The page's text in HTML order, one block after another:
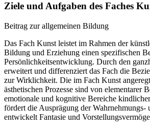
Ziele und Aufgaben des Faches
Beitrag zur allgemeinen Bildung
Das Fach Kunst leistet im Rahmen der
Bildung und Erziehung einen spezifischen
Persönlichkeitsentwicklung. Durch den
erweitert und differenziert das Fach die
zur Wirklichkeit. Die im Fach Kunst
ästhetischen Prozesse sind von elementarer
emotionale und kognitive Bereiche
fördert die Ausprägung der Wahrnehmungs-
entwickelt Fantasie und